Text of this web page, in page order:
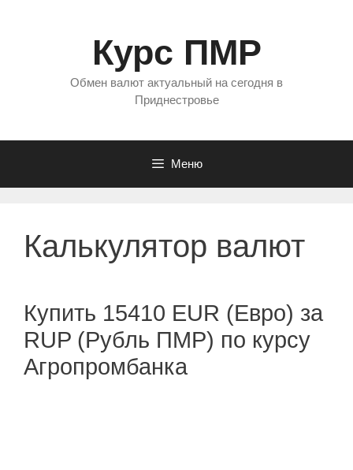
Курс ПМР
Обмен валют актуальный на сегодня в
Приднестровье
Меню
Калькулятор валют
Купить 15410 EUR (Евро) за
RUP (Рубль ПМР) по курсу
Агропромбанка